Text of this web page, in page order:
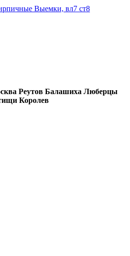
Выемки, вл7 ст8
Реутов Балашиха Люберцы
Королев